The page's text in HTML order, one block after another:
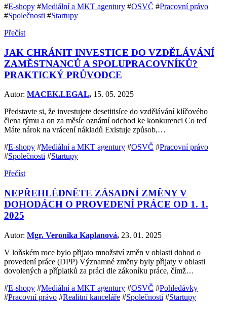
#E-shopy #Mediální a MKT agentury #OSVČ #Pracovní právo
#Společnosti #Startupy
Přečíst
JAK CHRÁNIT INVESTICE DO VZDĚLÁVÁNÍ
ZAMĚSTNANCŮ A SPOLUPRACOVNÍKŮ?
PRAKTICKÝ PRŮVODCE
Autor: MACEK.LEGAL, 15. 05. 2025
Představte si, že investujete desetitisíce do vzdělávání klíčového
člena týmu a on za měsíc oznámí odchod ke konkurenci Co teď
Máte nárok na vrácení nákladů Existuje způsob,…
#E-shopy #Mediální a MKT agentury #OSVČ #Pracovní právo
#Společnosti #Startupy
Přečíst
NEPŘEHLÉDNĚTE ZÁSADNÍ ZMĚNY V
DOHODÁCH O PROVEDENÍ PRÁCE OD 1. 1.
2025
Autor: Mgr. Veronika Kaplanová, 23. 01. 2025
V loňském roce bylo přijato množství změn v oblasti dohod o
provedení práce (DPP) Významné změny byly přijaty v oblasti
dovolených a příplatků za práci dle zákoníku práce, čímž…
#E-shopy #Mediální a MKT agentury #OSVČ #Pohledávky
#Pracovní právo #Realitní kanceláře #Společnosti #Startupy